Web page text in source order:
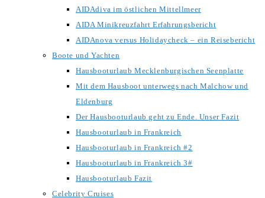
AIDAdiva im östlichen Mittellmeer
AIDA Minikreuzfahrt Erfahrungsbericht
AIDAnova versus Holidaycheck – ein Reisebericht
Boote und Yachten
Hausbooturlaub Mecklenburgischen Seenplatte
Mit dem Hausboot unterwegs nach Malchow und
Eldenburg
Der Hausbooturlaub geht zu Ende. Unser Fazit
Hausbooturlaub in Frankreich
Hausbooturlaub in Frankreich #2
Hausbooturlaub in Frankreich 3#
Hausbooturlaub Fazit
Celebrity Cruises